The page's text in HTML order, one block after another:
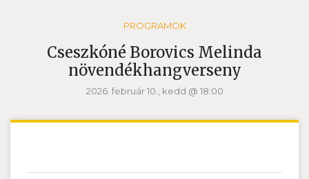
PROGRAMOK
Cseszkóné Borovics Melinda
növendékhangverseny
2026. február 10., kedd @ 18:00